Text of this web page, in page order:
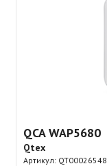
QCA WAP5680
Qtex
Артикул: QT00026548